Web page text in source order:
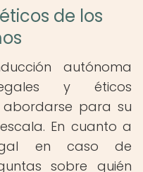
de los
autónoma
y éticos
abordarse para su
En cuanto a
en caso de
sobre quién